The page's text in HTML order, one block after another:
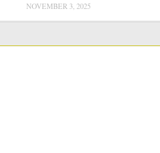
NOVEMBER 3, 2025